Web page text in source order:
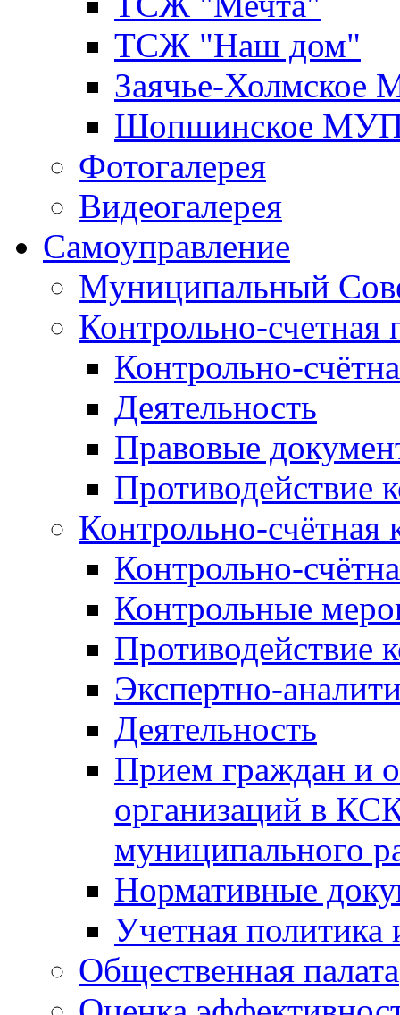
ТСЖ "Наш дом"
Заячье-
Шопшинское
Фотогалерея
Видеогалерея
Самоуправление
Муниципальный
Контрольно-счетная
Контрольно-
Деятельность
Правовые
Противодействие
Контрольно-счётная
Контрольно-
Контрольные
Противодействие
Экспертно-
Деятельность
Прием граждан и
организаций в
муниципального
Нормативные
Учетная политика
Общественная палата